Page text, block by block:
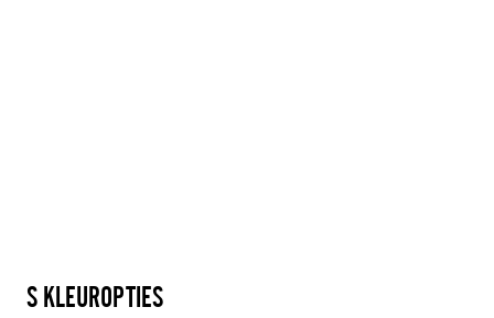
S KLEUROPTIES